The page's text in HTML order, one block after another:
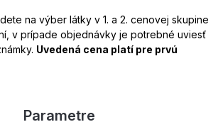
na výber látky v 1. a 2. cenovej skupine
v prípade objednávky je potrebné uviesť
Uvedená cena platí pre prvú
Parametre